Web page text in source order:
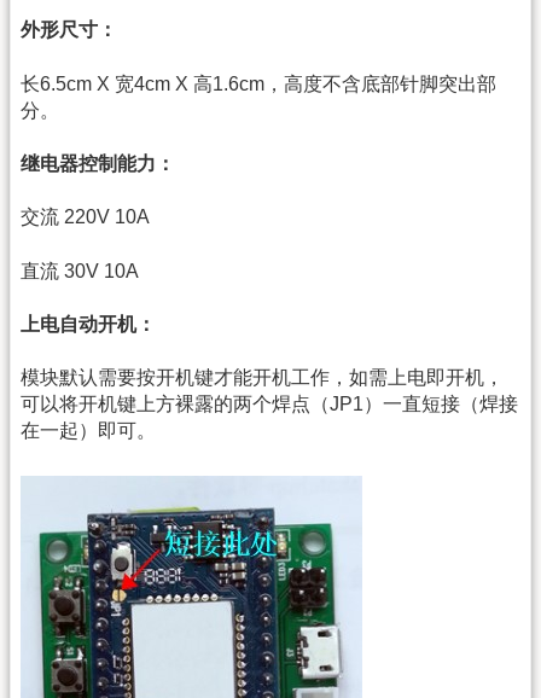
外形尺寸：
长6.5cm X 宽4cm X 高1.6cm，高度不含底部针脚突出部
分。
继电器控制能力：
交流 220V 10A
直流 30V 10A
上电自动开机：
模块默认需要按开机键才能开机工作，如需上电即开机，
可以将开机键上方裸露的两个焊点（JP1）一直短接（焊接
在一起）即可。